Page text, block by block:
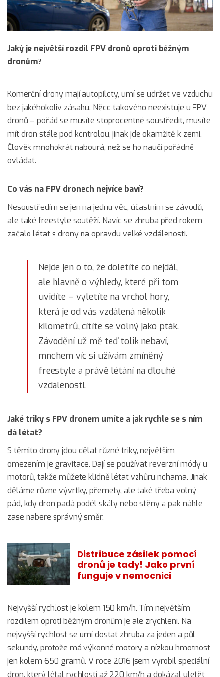
Jaký je největší rozdíl FPV dronů oproti běžným
dronům?
Komerční drony mají autopiloty, umí se udržet ve vzduchu
bez jakéhokoliv zásahu. Něco takového neexistuje u FPV
dronů – pořád se musíte stoprocentně soustředit, musíte
mít dron stále pod kontrolou, jinak jde okamžitě k zemi.
Člověk mnohokrát nabourá, než se ho naučí pořádně
ovládat.
Co vás na FPV dronech nejvíce baví?
Nesoustředím se jen na jednu věc, účastním se závodů,
ale také freestyle soutěží. Navíc se zhruba před rokem
začalo létat s drony na opravdu velké vzdálenosti.
Nejde jen o to, že doletíte co nejdál,
ale hlavně o výhledy, které při tom
uvidíte – vyletíte na vrchol hory,
která je od vás vzdálená několik
kilometrů, cítíte se volný jako pták.
Závodění už mě teď tolik nebaví,
mnohem víc si užívám zmíněný
freestyle a právě létání na dlouhé
vzdálenosti.
Jaké triky s FPV dronem umíte a jak rychle se s ním
dá létat?
S těmito drony jdou dělat různé triky, největším
omezením je gravitace. Dají se používat reverzní módy u
motorů, takže můžete klidně létat vzhůru nohama. Jinak
děláme různé vývrtky, přemety, ale také třeba volný
pád, kdy dron padá podél skály nebo stěny a pak náhle
zase nabere správný směr.
Distribuce zásilek pomocí
dronů je tady! Jako první
funguje v nemocnici
Nejvyšší rychlost je kolem 150 km/h. Tím největším
rozdílem oproti běžným dronům je ale zrychlení. Na
nejvyšší rychlost se umí dostat zhruba za jeden a půl
sekundy, protože má výkonné motory a nízkou hmotnost
jen kolem 650 gramů. V roce 2016 jsem vyrobil speciální
dron, který létal rychlostí až 220 km/h a dokázal uletět